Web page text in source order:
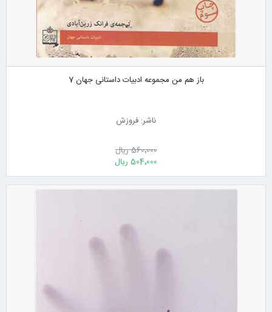
باز هم من مجموعه ادبیات داستانی جهان 7
ناشر: فروزش
560٬000 ریال
504٬000 ریال